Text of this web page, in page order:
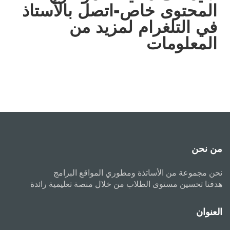
المحتوى خاص-اتصل بالأستاذ
في التلغرام لمزيد من
المعلومات
من نحن
نحن مجموعة من الأساتذة ومطوري المواقع البرامج
هدفنا تحسين مستوى الطلاب من خلال منصة تعليمية رائدة
العنوان